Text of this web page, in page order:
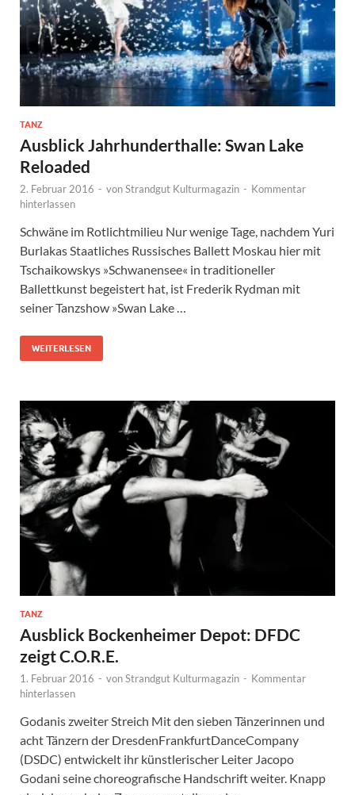
TANZ
Ausblick Jahrhunderthalle: Swan Lake
Reloaded
2. Februar 2016 - vonStrandgut Kulturmagazin - Kommentar
hinterlassen
Schwäne im Rotlichtmilieu Nur wenige Tage, nachdem Yuri
Burlakas Staatliches Russisches Ballett Moskau hier mit
Tschaikowskys »Schwanensee« in traditioneller
Ballettkunst begeistert hat, ist Frederik Rydman mit
seiner Tanzshow »Swan Lake …
WEITERLESEN
TANZ
Ausblick Bockenheimer Depot: DFDC
zeigt C.O.R.E.
1. Februar 2016 - vonStrandgut Kulturmagazin - Kommentar
hinterlassen
Godanis zweiter Streich Mit den sieben Tänzerinnen und
acht Tänzern der DresdenFrankfurtDanceCompany
(DSDC) entwickelt ihr künstlerischer Leiter Jacopo
Godani seine choreografische Handschrift weiter. Knapp